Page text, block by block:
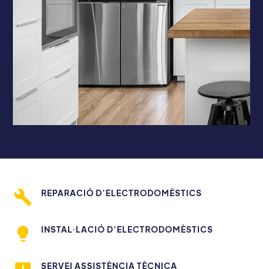
REPARACIÓ D’ELECTRODOMÈSTICS
INSTAL·LACIÓ D’ELECTRODOMÈSTICS
SERVEI ASSISTÈNCIA TÈCNICA